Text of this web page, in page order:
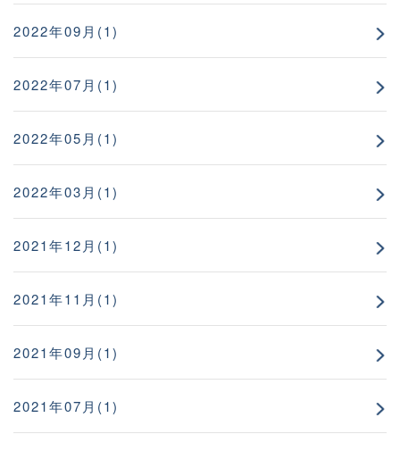
2022年09月(1)
2022年07月(1)
2022年05月(1)
2022年03月(1)
2021年12月(1)
2021年11月(1)
2021年09月(1)
2021年07月(1)